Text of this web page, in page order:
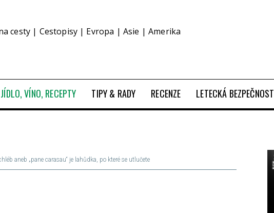
cesty | Cestopisy | Evropa | Asie | Amerika
JÍDLO, VÍNO, RECEPTY TIPY & RADY RECENZE LETECKÁ BEZPEČNOST
aneb „pane carasau“ je lahůdka, po které se utlučete